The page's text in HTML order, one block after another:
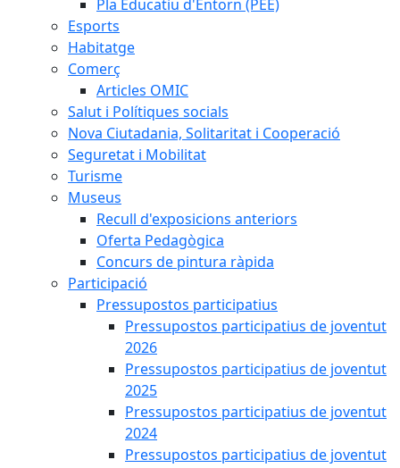
Pla Educatiu d'Entorn (PEE)
Esports
Habitatge
Comerç
Articles OMIC
Salut i Polítiques socials
Nova Ciutadania, Solitaritat i Cooperació
Seguretat i Mobilitat
Turisme
Museus
Recull d'exposicions anteriors
Oferta Pedagògica
Concurs de pintura ràpida
Participació
Pressupostos participatius
Pressupostos participatius de joventut
2026
Pressupostos participatius de joventut
2025
Pressupostos participatius de joventut
2024
Pressupostos participatius de joventut